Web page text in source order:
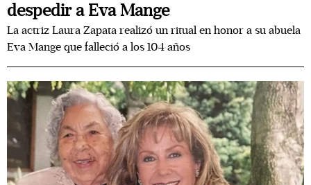
despedir a Eva Mange
La actriz Laura Zapata realizó un ritual en honor a su abuela
Eva Mange que falleció a los 104 años